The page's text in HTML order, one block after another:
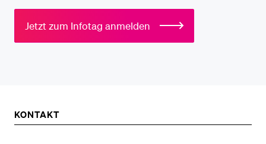
Jetzt zum Infotag anmelden
KONTAKT